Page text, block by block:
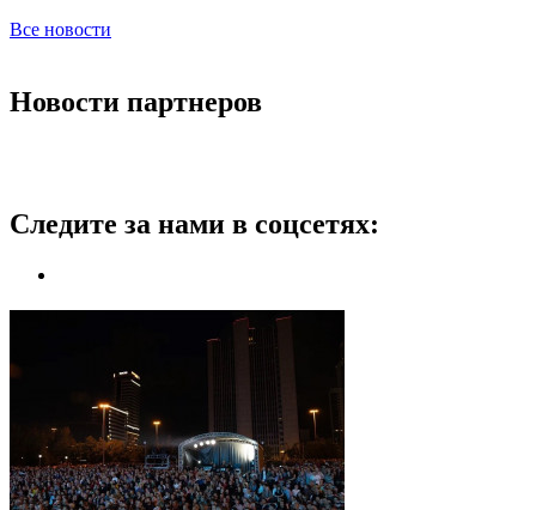
Все новости
Новости партнеров
Следите за нами в соцсетях: